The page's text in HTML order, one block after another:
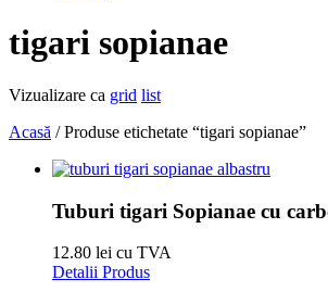
tigari sopianae
Vizualizare ca grid list
Acasă / Produse etichetate “tigari sopianae”
Tuburi tigari Sopianae cu
12.80 lei cu TVA
Detalii Produs